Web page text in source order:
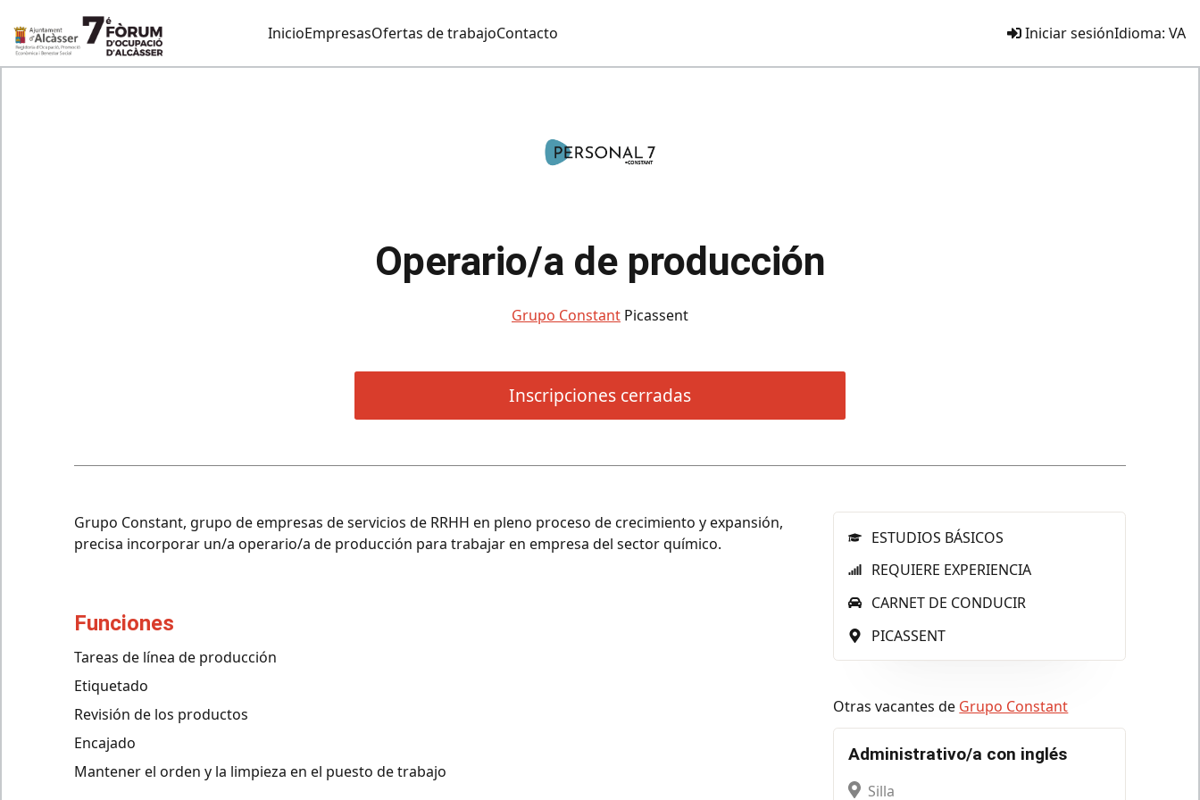
InicioEmpresasOfertas de trabajoContacto Iniciar sesiónIdioma: VA
Operario/a de producción
Grupo Constant Picassent
Inscripciones cerradas
Grupo Constant, grupo de empresas de servicios de RRHH en pleno proceso de crecimiento y expansión,
precisa incorporar un/a operario/a de producción para trabajar en empresa del sector químico.
funciones
Tareas de línea de producción
Etiquetado
Revisión de los productos
Encajado
Mantener el orden y la limpieza en el puesto de trabajo
ESTUDIOS BÁSICOS
REQUIERE EXPERIENCIA
CARNET DE CONDUCIR
PICASSENT
Otras vacantes de Grupo Constant
Administrativo/a con inglés
Silla